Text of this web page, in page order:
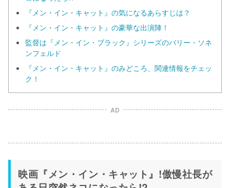
『メン・イン・キャット』の気になるあらすじは？
『メン・イン・キャット』の豪華な出演陣！
監督は『メン・イン・ブラック』シリーズのバリー・ソネ
ンフェルド
『メン・イン・キャット』のみどころ、関連情報をチェッ
ク！
AD
映画『メン・イン・キャット』!傲慢社長が